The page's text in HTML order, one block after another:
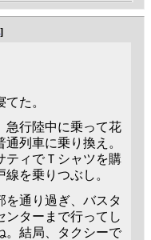
]
た。
急行陸中に乗って花
列車に乗り換え。
ティでＴシャツを購
を乗りつぶし。
を通り過ぎ、バスタ
ンターまで行ってし
。結局、タクシーで